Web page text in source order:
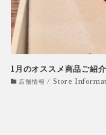
1月のオススメ商品ご紹
店舗情報 / Store